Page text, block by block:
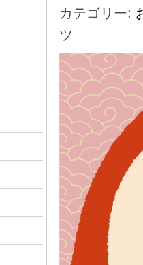
カテゴリー:
ツ